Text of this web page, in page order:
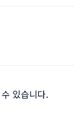
있습니다.